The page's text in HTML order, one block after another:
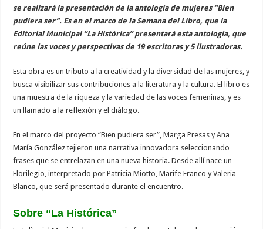
se realizará la presentación de la antología de mujeres “Bien
pudiera ser”. Es en el marco de la Semana del Libro, que la
Editorial Municipal “La Histórica” presentará esta antología, que
reúne las voces y perspectivas de 19 escritoras y 5 ilustradoras.
Esta obra es un tributo a la creatividad y la diversidad de las mujeres, y
busca visibilizar sus contribuciones a la literatura y la cultura. El libro es
una muestra de la riqueza y la variedad de las voces femeninas, y es
un llamado a la reflexión y el diálogo.
En el marco del proyecto “Bien pudiera ser”, Marga Presas y Ana
María González tejieron una narrativa innovadora seleccionando
frases que se entrelazan en una nueva historia. Desde allí nace un
Florilegio, interpretado por Patricia Miotto, Marife Franco y Valeria
Blanco, que será presentado durante el encuentro.
Sobre “La Histórica”